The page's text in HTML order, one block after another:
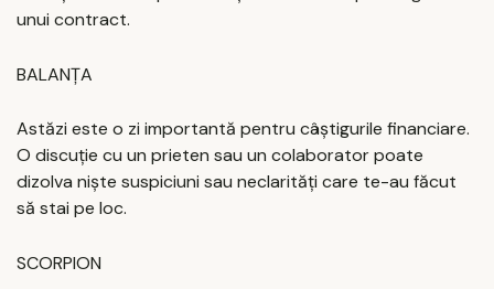
unui contract.
BALANȚA
Astăzi este o zi importantă pentru câștigurile financiare.
O discuție cu un prieten sau un colaborator poate
dizolva niște suspiciuni sau neclarități care te-au făcut
să stai pe loc.
SCORPION